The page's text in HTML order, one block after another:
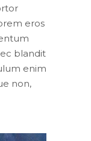
eros
blandit
enim
non,